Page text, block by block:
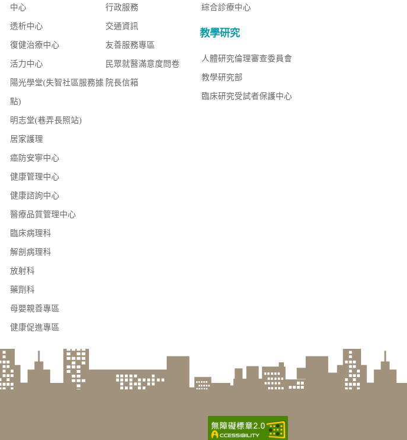
中心
透析中心
復健治療中心
活力中心
陽光學堂(失智社區服務據
點)
明志堂(巷弄長照站)
居家護理
癌防安寧中心
健康管理中心
健康諮詢中心
醫療品質管理中心
臨床病理科
解剖病理科
放射科
藥劑科
母嬰親善專區
健康促進專區
行政服務
交通資訊
友善服務專區
民眾就醫滿意度問卷
院長信箱
綜合診療中心
教學研究
人體研究倫理審查委員會
教學研究部
臨床研究受試者保護中心